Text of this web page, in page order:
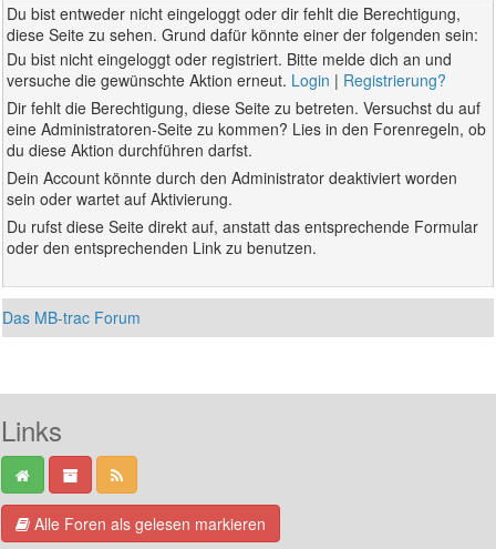
Du bist entweder nicht eingeloggt oder dir fehlt die Berechtigung,
diese Seite zu sehen. Grund dafür könnte einer der folgenden sein:
Du bist nicht eingeloggt oder registriert. Bitte melde dich an und
versuche die gewünschte Aktion erneut. Login | Registrierung?
Dir fehlt die Berechtigung, diese Seite zu betreten. Versuchst du auf
eine Administratoren-Seite zu kommen? Lies in den Forenregeln, ob
du diese Aktion durchführen darfst.
Dein Account könnte durch den Administrator deaktiviert worden
sein oder wartet auf Aktivierung.
Du rufst diese Seite direkt auf, anstatt das entsprechende Formular
oder den entsprechenden Link zu benutzen.
Das MB-trac Forum
Links
Alle Foren als gelesen markieren